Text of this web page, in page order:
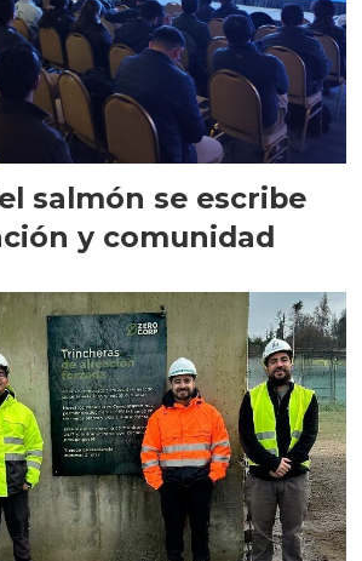
salmón se escribe
y comunidad